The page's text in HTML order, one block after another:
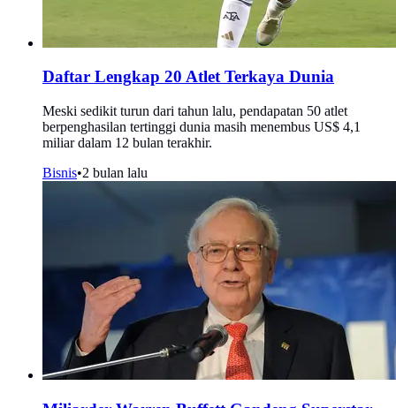
Daftar Lengkap 20 Atlet Terkaya Dunia
Meski sedikit turun dari tahun lalu, pendapatan 50 atlet
berpenghasilan tertinggi dunia masih menembus US$ 4,1
miliar dalam 12 bulan terakhir.
Bisnis•2 bulan lalu